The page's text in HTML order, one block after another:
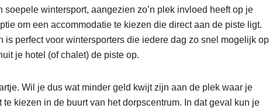
wintersport, aangezien zo’n plek invloed heeft op je
om een accommodatie te kiezen die direct aan de piste ligt.
is perfect voor wintersporters die iedere dag zo snel mogelijk op
je hotel (of chalet) de piste op.
Wil je dus wat minder geld kwijt zijn aan de plek waar je
kiezen in de buurt van het dorpscentrum. In dat geval kun je